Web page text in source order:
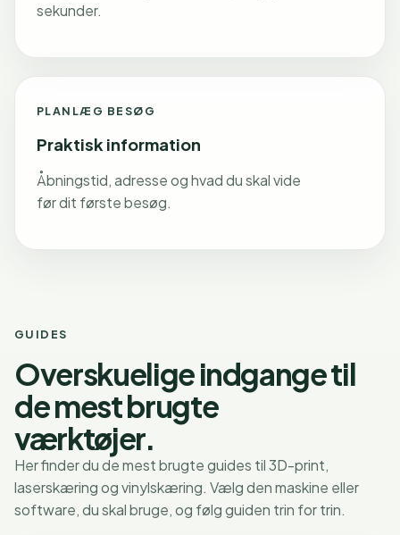
sekunder.
PLANLÆG BESØG
Praktisk information
Åbningstid, adresse og hvad du skal vide
før dit første besøg.
GUIDES
Overskuelige indgange til
de mest brugte
værktøjer.
Her finder du de mest brugte guides til 3D-print,
laserskæring og vinylskæring. Vælg den maskine eller
software, du skal bruge, og følg guiden trin for trin.